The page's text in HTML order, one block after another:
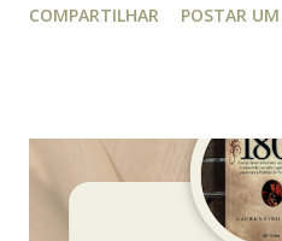
da educação estratégica e
convivência e evita conflitos
seus alimentos em um único
validade e mantém a geladeira
COMPARTILHAR POSTAR